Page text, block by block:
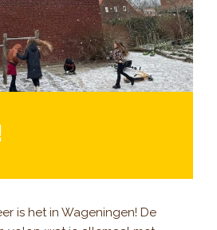
is het in Wageningen! De